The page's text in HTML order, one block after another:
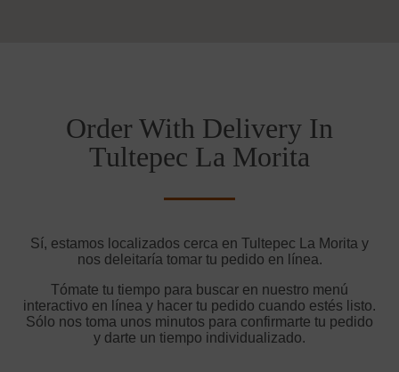
Order With Delivery In
Tultepec La Morita
Sí, estamos localizados cerca en Tultepec La Morita y
nos deleitaría tomar tu pedido en línea.
Tómate tu tiempo para buscar en nuestro menú
interactivo en línea y hacer tu pedido cuando estés listo.
Sólo nos toma unos minutos para confirmarte tu pedido
y darte un tiempo individualizado.